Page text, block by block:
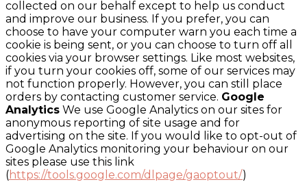
collected on our behalf except to help us conduct
and improve our business. If you prefer, you can
choose to have your computer warn you each time a
cookie is being sent, or you can choose to turn off all
cookies via your browser settings. Like most websites,
if you turn your cookies off, some of our services may
not function properly. However, you can still place
orders by contacting customer service. Google
Analytics We use Google Analytics on our sites for
anonymous reporting of site usage and for
advertising on the site. If you would like to opt-out of
Google Analytics monitoring your behaviour on our
sites please use this link
(https://tools.google.com/dlpage/gaoptout/)